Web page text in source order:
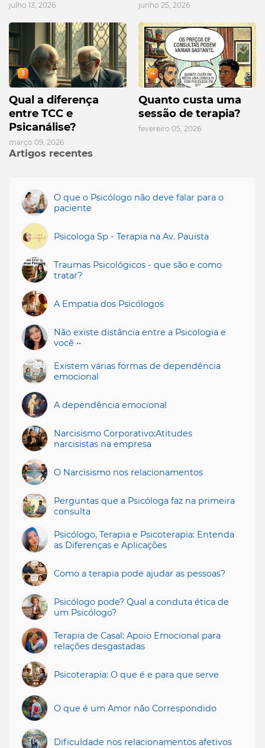
julho 13, 2026 junho 25, 2026
3
Qual a diferença
entre TCC e
Psicanálise?
março 09, 2026
4
Quanto custa uma
sessão de terapia?
fevereiro 05, 2026
Artigos recentes
O que o Psicólogo não deve falar para o
paciente
Psicologa Sp - Terapia na Av. Pauista
Traumas Psicológicos - que são e como
tratar?
A Empatia dos Psicólogos
Não existe distância entre a Psicologia e
você ••
Existem várias formas de dependência
emocional
A dependência emocional
Narcisismo Corporativo:Atitudes
narcisistas na empresa
O Narcisismo nos relacionamentos
Perguntas que a Psicóloga faz na primeira
consulta
Psicólogo, Terapia e Psicoterapia: Entenda
as Diferenças e Aplicações
Como a terapia pode ajudar as pessoas?
Psicólogo pode? Qual a conduta ética de
um Psicólogo?
Terapia de Casal: Apoio Emocional para
relações desgastadas
Psicoterapia: O que é e para que serve
O que é um Amor não Correspondido
Dificuldade nos relacionamentos afetivos